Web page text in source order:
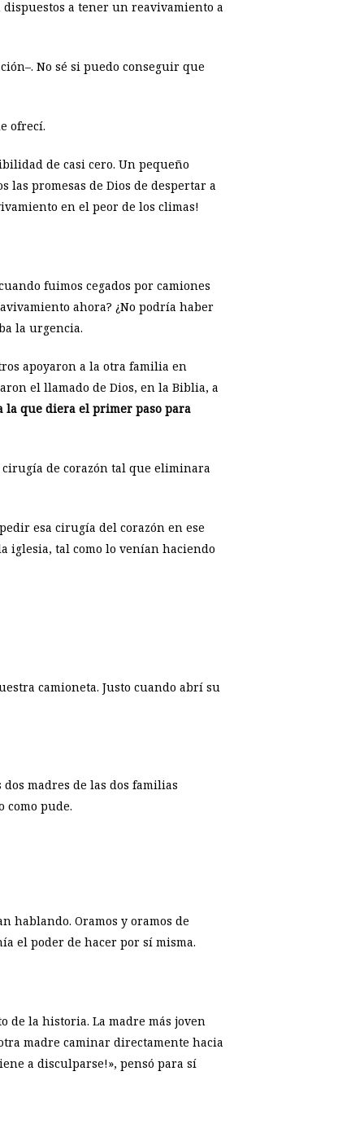
dispuestos a tener un reavivamiento a
No sé si puedo conseguir que
ofrecí.
de casi cero. Un pequeño
las promesas de Dios de despertar a
en el peor de los climas!
fuimos cegados por camiones
ahora? ¿No podría haber
la urgencia.
apoyaron a la otra familia en
el llamado de Dios, en la Biblia, a
la que diera el primer paso para
de corazón tal que eliminara
esa cirugía del corazón en ese
iglesia, tal como lo venían haciendo
camioneta. Justo cuando abrí su
madres de las dos familias
como pude.
hablando. Oramos y oramos de
el poder de hacer por sí misma.
de la historia. La madre más joven
madre caminar directamente hacia
a disculparse!», pensó para sí